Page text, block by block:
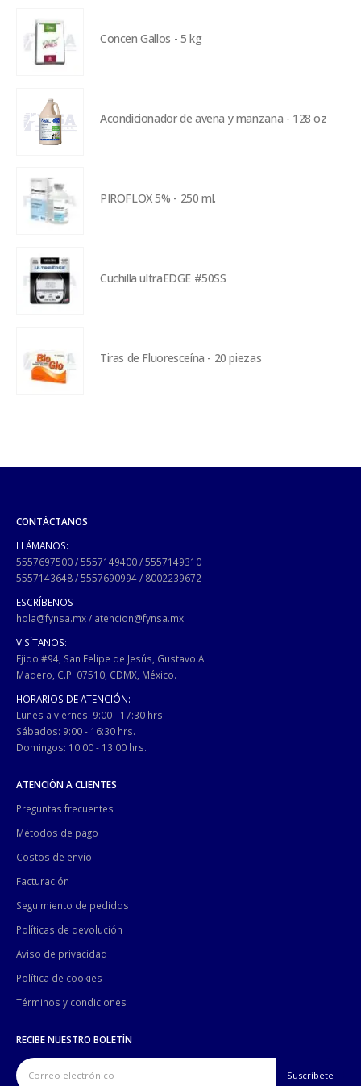
Concen Gallos - 5 kg
Acondicionador de avena y manzana - 128 oz
PIROFLOX 5% - 250 ml.
Cuchilla ultraEDGE #50SS
Tiras de Fluoresceína - 20 piezas
CONTÁCTANOS
LLÁMANOS:
5557697500/5557149400/5557149310
5557143648/5557690994/ 8002239672
ESCRÍBENOS
hola@fynsa.mx/ atencion@fynsa.mx
VISÍTANOS:
Ejido #94, San Felipe de Jesús, Gustavo A.
Madero, C.P. 07510, CDMX, México.
HORARIOS DE ATENCIÓN:
Lunes a viernes: 9:00 - 17:30 hrs.
Sábados: 9:00 - 16:30 hrs.
Domingos: 10:00 - 13:00 hrs.
ATENCIÓN A CLIENTES
Preguntas frecuentes
Métodos de pago
Costos de envío
Facturación
Seguimiento de pedidos
Políticas de devolución
Aviso de privacidad
Política de cookies
Términos y condiciones
RECIBE NUESTRO BOLETÍN